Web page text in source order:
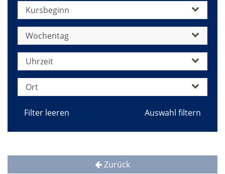
Kursbeginn
Wochentag
Uhrzeit
Ort
Filter leeren
Zurück